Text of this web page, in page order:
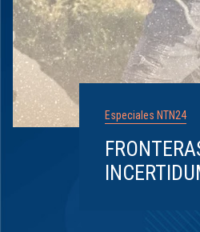
Especiales NTN24